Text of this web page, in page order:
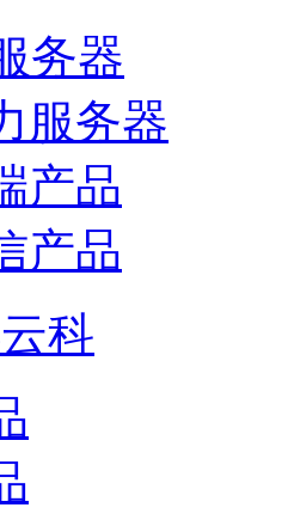
务器
服务器
产品
产品
科